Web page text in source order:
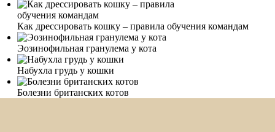
Как дрессировать кошку – правила обучения командам
Эозинофильная гранулема у кота
Набухла грудь у кошки
Болезни британских котов